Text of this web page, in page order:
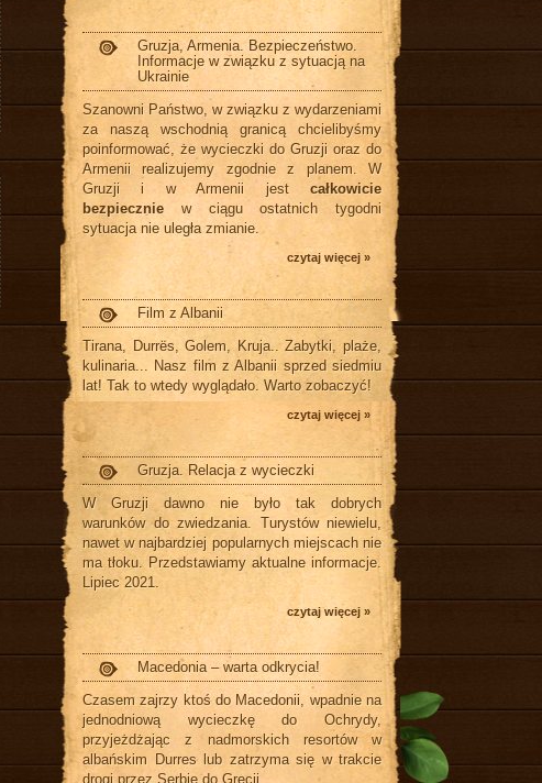
Gruzja, Armenia. Bezpieczeństwo.
Informacje w związku z sytuacją na
Ukrainie
Szanowni Państwo, w związku z wydarzeniami
za naszą wschodnią granicą chcielibyśmy
poinformować, że wycieczki do Gruzji oraz do
Armenii realizujemy zgodnie z planem. W
Gruzji i w Armenii jest całkowicie
bezpiecznie w ciągu ostatnich tygodni
sytuacja nie uległa zmianie.
czytaj więcej »
Film z Albanii
Tirana, Durrës, Golem, Kruja.. Zabytki, plaże,
kulinaria... Nasz film z Albanii sprzed siedmiu
lat! Tak to wtedy wyglądało. Warto zobaczyć!
czytaj więcej »
Gruzja. Relacja z wycieczki
W Gruzji dawno nie było tak dobrych
warunków do zwiedzania. Turystów niewielu,
nawet w najbardziej popularnych miejscach nie
ma tłoku. Przedstawiamy aktualne informacje.
Lipiec 2021.
czytaj więcej »
Macedonia – warta odkrycia!
Czasem zajrzy ktoś do Macedonii, wpadnie na
jednodniową wycieczkę do Ochrydy,
przyjeżdżając z nadmorskich resortów w
albańskim Durres lub zatrzyma się w trakcie